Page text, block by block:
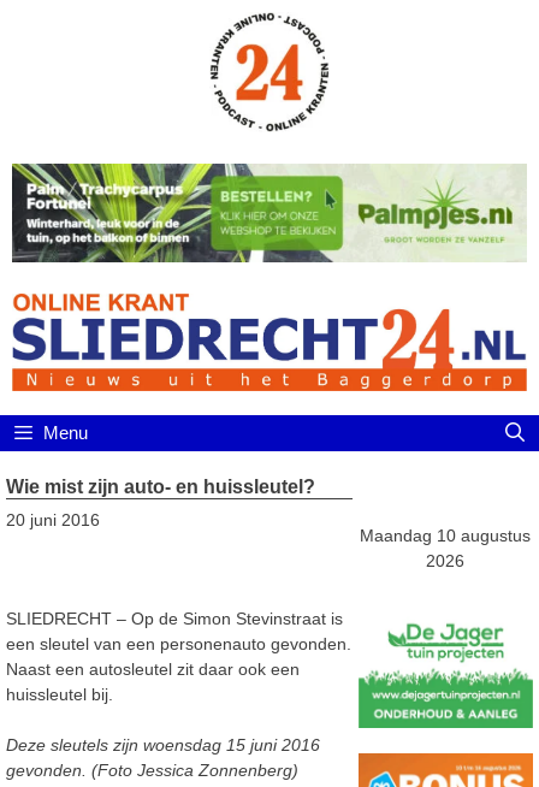
Menu
Wie mist zijn auto- en huissleutel?
20 juni 2016
SLIEDRECHT – Op de Simon Stevinstraat is
een sleutel van een personenauto gevonden.
Naast een autosleutel zit daar ook een
huissleutel bij.
Deze sleutels zijn woensdag 15 juni 2016
gevonden. (Foto Jessica Zonnenberg)
Maandag 10 augustus
2026